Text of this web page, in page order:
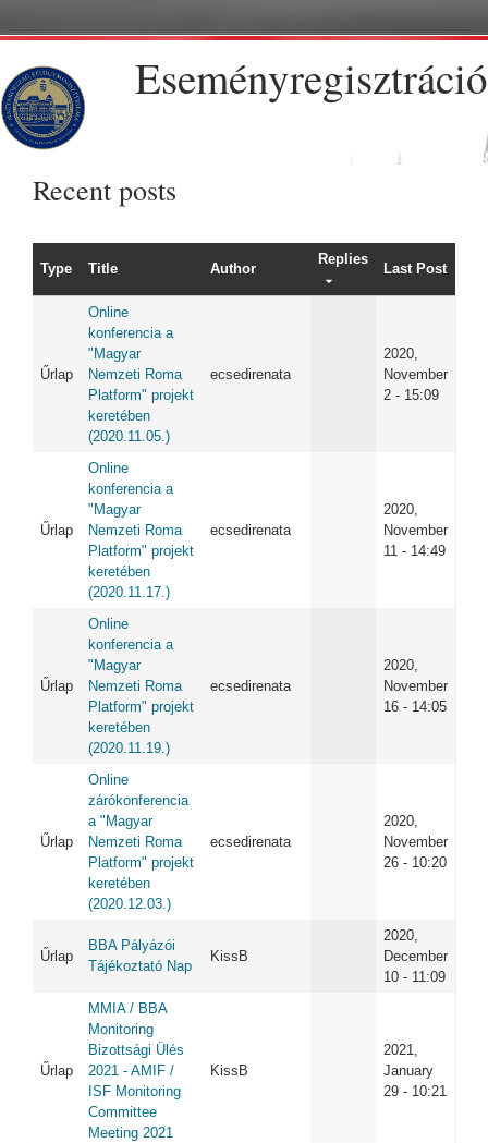
Eseményregisztráció
Recent posts
Type Title Author
Replies
Last Post
Űrlap
Online
konferencia a
"Magyar
Nemzeti Roma
Platform" projekt
keretében
(2020.11.05.)
ecsedirenata
2020,
November
2 - 15:09
Űrlap
Online
konferencia a
"Magyar
Nemzeti Roma
Platform" projekt
keretében
(2020.11.17.)
ecsedirenata
2020,
November
11 - 14:49
Űrlap
Online
konferencia a
"Magyar
Nemzeti Roma
Platform" projekt
keretében
(2020.11.19.)
ecsedirenata
2020,
November
16 - 14:05
Űrlap
Online
zárókonferencia
a "Magyar
Nemzeti Roma
Platform" projekt
keretében
(2020.12.03.)
ecsedirenata
2020,
November
26 - 10:20
Űrlap
BBA Pályázói
Tájékoztató Nap
KissB
2020,
December
10 - 11:09
Űrlap
MMIA / BBA
Monitoring
Bizottsági Ülés
2021 - AMIF /
ISF Monitoring
Committee
Meeting 2021
KissB
2021,
January
29 - 10:21